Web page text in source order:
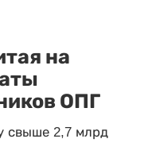
на
ОПГ
свыше 2,7 млрд